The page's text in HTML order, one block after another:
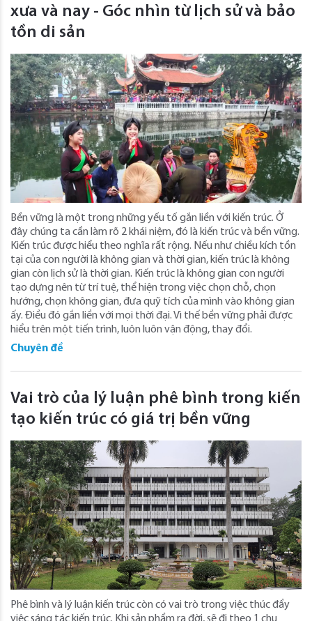
xưa và nay - Góc nhìn từ lịch sử và bảo
tồn di sản
Bền vững là một trong những yếu tố gắn liền với kiến trúc. Ở
đây chúng ta cần làm rõ 2 khái niệm, đó là kiến trúc và bền vững.
Kiến trúc được hiểu theo nghĩa rất rộng. Nếu như chiều kích tồn
tại của con người là không gian và thời gian, kiến trúc là không
gian còn lịch sử là thời gian. Kiến trúc là không gian con người
tạo dựng nên từ trí tuệ, thể hiện trong việc chọn chỗ, chọn
hướng, chọn không gian, đưa quỹ tích của mình vào không gian
ấy. Điều đó gắn liền với mọi thời đại. Vì thế bền vững phải được
hiểu trên một tiến trình, luôn luôn vận động, thay đổi.
Chuyên đề
Vai trò của lý luận phê bình trong kiến
tạo kiến trúc có giá trị bền vững
Phê bình và lý luận kiến trúc còn có vai trò trong việc thúc đẩy
việc sáng tác kiến trúc. Khi sản phẩm ra đời, sẽ đi theo 1 chu